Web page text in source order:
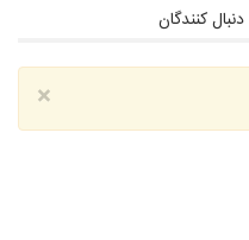
دنبال کنندگان
×